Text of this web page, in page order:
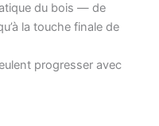
du bois — de
la touche finale de
progresser avec